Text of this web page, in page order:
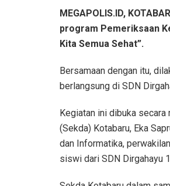
MEGAPOLIS.ID,
program Pemeriksaan
Kita Semua Sehat”.
Bersamaan dengan itu,
berlangsung di SDN
Kegiatan ini dibuka
(Sekda) Kotabaru, Eka
dan Informatika,
siswi dari SDN Dirgahayu